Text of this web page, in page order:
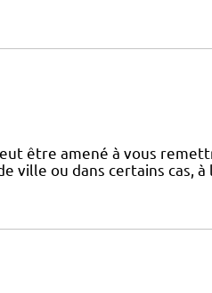
être amené à vous
ville ou dans certains cas,